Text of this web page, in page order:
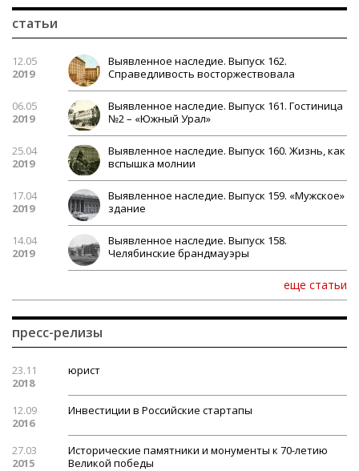
статьи
12.05
2019
Выявленное наследие. Выпуск 162.
Справедливость восторжествовала
06.05
2019
Выявленное наследие. Выпуск 161. Гостиница
№2 – «Южный Урал»
25.04
2019
Выявленное наследие. Выпуск 160. Жизнь, как
вспышка молнии
17.04
2019
Выявленное наследие. Выпуск 159. «Мужское»
здание
14.04
2019
Выявленное наследие. Выпуск 158.
Челябинские брандмауэры
еще статьи
пресс-релизы
23.11
2018
юрист
12.09
2016
Инвестиции в Российские стартапы
27.03
2015
Исторические памятники и монументы к 70-летию
Великой победы